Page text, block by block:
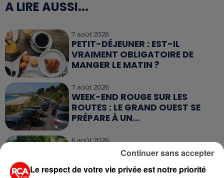
A LIRE AUSSI...
7 août 2026
PETIT-DÉJEUNER : EST-IL
VRAIMENT OBLIGATOIRE DE
MANGER LE MATIN ?
7 août 2026
WEEK-END ROUGE SUR LES
ROUTES : LE GRAND OUEST SE
PRÉPARE À UN...
6 août 2026
MÉGOTS ET FEUX DE FORÊT : LES
INDUSTRIELS DU TABAC BIENTÔT
TAXÉS...
Le respect de votre vie privée est notre priorité
Continuer sans accepter